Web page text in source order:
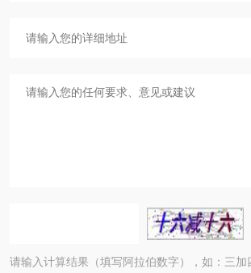
请输入计算结果（填写阿拉伯数字），如：三加